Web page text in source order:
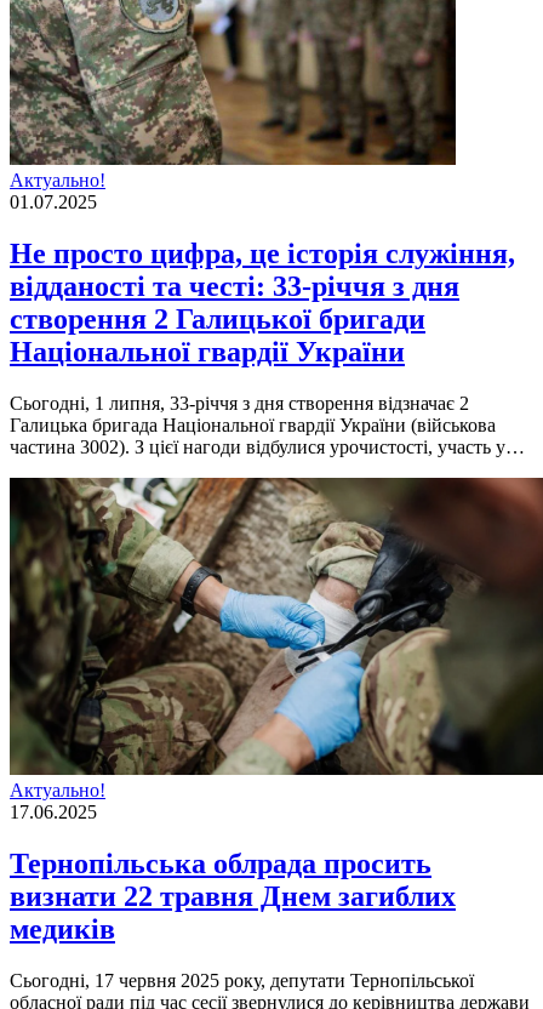
Актуально!
01.07.2025
Не просто цифра, це історія служіння,
відданості та честі: 33-річчя з дня
створення 2 Галицької бригади
Національної гвардії України
Сьогодні, 1 липня, 33-річчя з дня створення відзначає 2
Галицька бригада Національної гвардії України (військова
частина 3002). З цієї нагоди відбулися урочистості, участь у…
Актуально!
17.06.2025
Тернопільська облрада просить
визнати 22 травня Днем загиблих
медиків
Сьогодні, 17 червня 2025 року, депутати Тернопільської
обласної ради під час сесії звернулися до керівництва держави